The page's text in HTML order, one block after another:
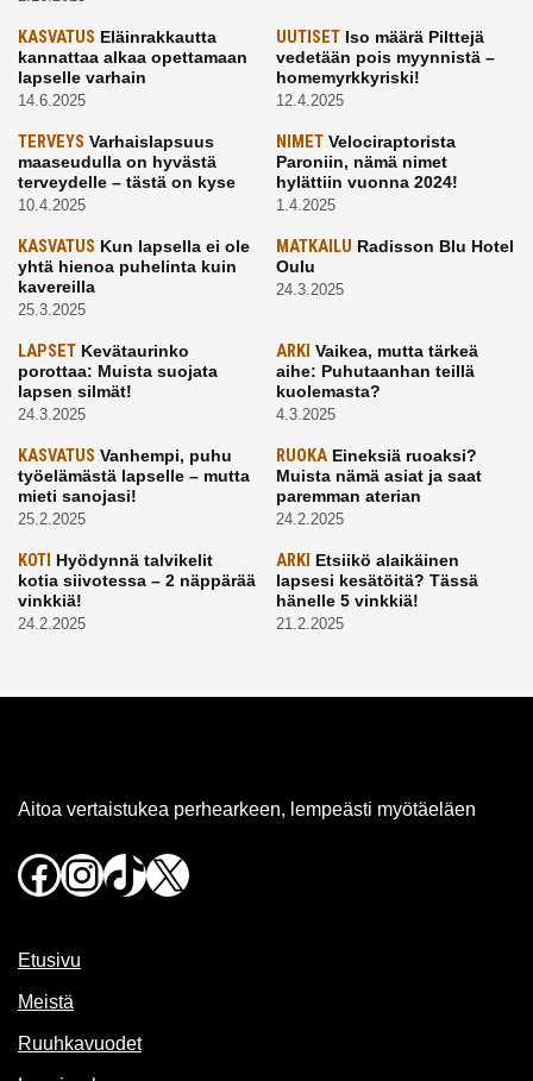
KASVATUS Eläinrakkautta
kannattaa alkaa opettamaan
lapselle varhain
14.6.2025
UUTISETIso määrä Pilttejä
vedetään pois myynnistä –
homemyrkkyriski!
12.4.2025
TERVEYS Varhaislapsuus
maaseudulla on hyvästä
terveydelle – tästä on kyse
10.4.2025
NIMETVelociraptorista
Paroniin, nämä nimet
hylättiin vuonna 2024!
1.4.2025
KASVATUS Kun lapsella ei ole
yhtä hienoa puhelinta kuin
kavereilla
25.3.2025
MATKAILU Radisson Blu Hotel
Oulu
24.3.2025
LAPSET Kevätaurinko
porottaa: Muista suojata
lapsen silmät!
24.3.2025
ARKI Vaikea, mutta tärkeä
aihe: Puhutaanhan teillä
kuolemasta?
4.3.2025
KASVATUS Vanhempi, puhu
työelämästä lapselle – mutta
mieti sanojasi!
25.2.2025
RUOKAEineksiä ruoaksi?
Muista nämä asiat ja saat
paremman aterian
24.2.2025
KOTI Hyödynnä talvikelit
kotia siivotessa – 2 näppärää
vinkkiä!
24.2.2025
ARKI Etsiikö alaikäinen
lapsesi kesätöitä? Tässä
hänelle 5 vinkkiä!
21.2.2025
Aitoa vertaistukea perhearkeen, lempeästi myötäeläen
Facebook
Instagram
TikTok
X
Etusivu
Meistä
Ruuhkavuodet